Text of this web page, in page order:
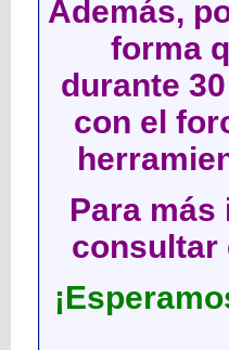
Además,
forma
durante
con el
Para
consultar